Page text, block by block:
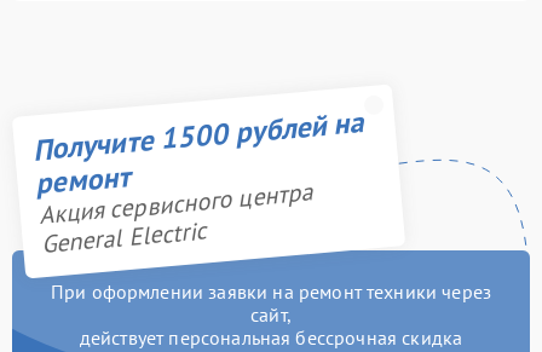
Получите 1500 рублей на
ремонт
Акция сервисного центра
General Electric
При оформлении заявки на ремонт техники через
сайт,
действует персональная бессрочная скидка